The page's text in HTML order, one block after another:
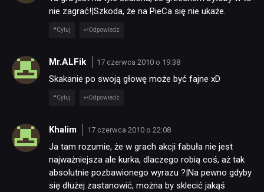
nie zagrać!|Szkoda, że na PieCa się nie ukaże.
Cytuj Odpowiedz
Mr.ALFik 17 czerwca 2010 o 19:38
Skakanie po swoją głowę może być fajne xD
Cytuj Odpowiedz
Khalim 17 czerwca 2010 o 22:08
Ja tam rozumie, że w grach akcji fabuła nie jest
najważniejsza ale kurka, dlaczego robią coś, aż tak
absolutnie pozbawionego wyrazu ?|Na pewno gdyby
się dłużej zastanowić, można by sklecić jakąś